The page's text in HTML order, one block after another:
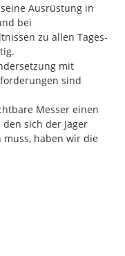
Ausrüstung in
bei
zu allen Tages-
mit
sind
Messer einen
sich der Jäger
muss, haben wir die